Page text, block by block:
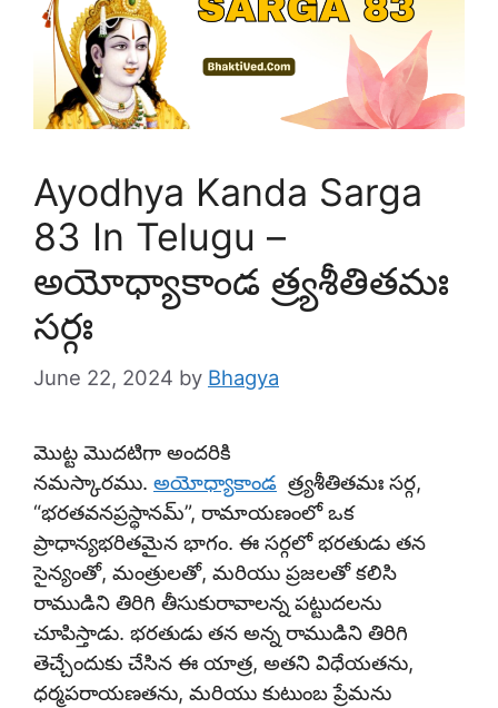
Ayodhya Kanda Sarga
83 In Telugu –
అయోధ్యాకాండ త్ర్యశీతితమః
సర్గః
June 22, 2024 by Bhagya
మొట్ట మొదటిగా అందరికి
నమస్కారము. అయోధ్యాకాండ త్ర్యశీతితమః సర్గ,
“భరతవనప్రస్థానమ్”, రామాయణంలో ఒక
ప్రాధాన్యభరితమైన భాగం. ఈ సర్గలో భరతుడు తన
సైన్యంతో, మంత్రులతో, మరియు ప్రజలతో కలిసి
రాముడిని తిరిగి తీసుకురావాలన్న పట్టుదలను
చూపిస్తాడు. భరతుడు తన అన్న రాముడిని తిరిగి
తెచ్చేందుకు చేసిన ఈ యాత్ర, అతని విధేయతను,
ధర్మపరాయణతను, మరియు కుటుంబ ప్రేమను